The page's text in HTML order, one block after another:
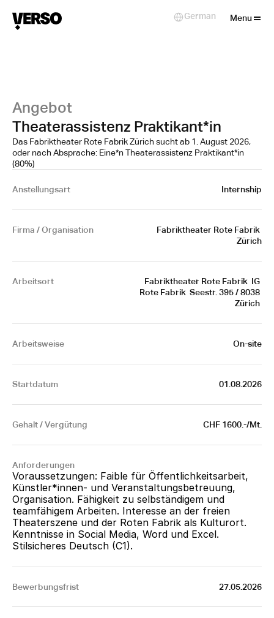
Angebot
Theaterassistenz Praktikant*in
Das Fabriktheater Rote Fabrik Zürich sucht ab 1. August 2026,
oder nach Absprache: Eine*n Theaterassistenz Praktikant*in
(80%)
Anstellungsart Internship
Firma / Organisation
Fabriktheater Rote Fabrik
Zürich
Arbeitsort
Rote Fabrik  Seestr. 395 / 8038
Zürich
Arbeitsweise On-site
Startdatum 01.08.2026
Gehalt / Vergütung CHF 1600.-/Mt.
Anforderungen
Voraussetzungen: Faible für Öffentlichkeitsarbeit,
Künstler*innen- und Veranstaltungsbetreuung,
Organisation. Fähigkeit zu selbständigem und
teamfähigem Arbeiten. Interesse an der freien
Theaterszene und der Roten Fabrik als Kulturort.
Kenntnisse in Social Media, Word und Excel.
Stilsicheres Deutsch (C1).
Bewerbungsfrist 27.05.2026
Menu
Select Language
German